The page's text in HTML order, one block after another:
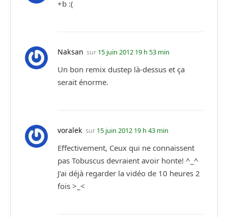
+b :(
Naksan sur 15 juin 2012 19 h 53 min
Un bon remix dustep là-dessus et ça
serait énorme.
voralek sur 15 juin 2012 19 h 43 min
Effectivement, Ceux qui ne connaissent
pas Tobuscus devraient avoir honte! ^_^
J’ai déjà regarder la vidéo de 10 heures 2
fois >_<